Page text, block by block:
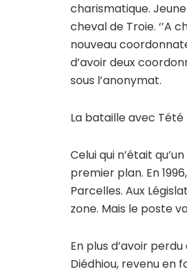
charismatique.
cheval de Troie. ‘’A
nouveau
d’avoir deux
sous l’anonymat.
La bataille avec Tété
Celui qui n’était
premier plan. En
Parcelles. Aux
zone. Mais le poste
En plus d’avoir
Diédhiou, revenu en